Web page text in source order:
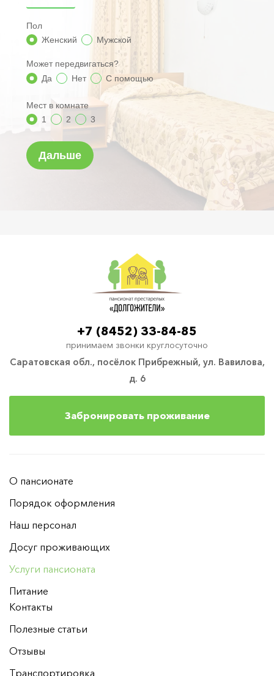
Саратовская обл., посёлок Прибрежный, ул. Вавилова,
д. 6
+7 (8452) 33-84-85
принимаем звонки круглосуточно
Забронировать проживание
О пансионате
Порядок оформления
Наш персонал
Досуг проживающих
Услуги пансионата
Питание
Контакты
Полезные статьи
Отзывы
Транспортировка